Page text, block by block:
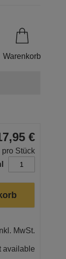
Warenkorb
€
pro Stück
MwSt.
available